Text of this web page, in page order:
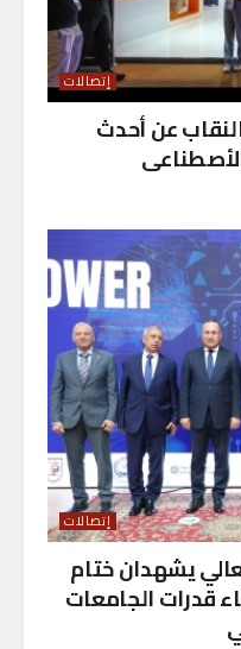
إتصالات
عن أحدث
إتصالات
يشهدان ختام
قدرات الجامعات